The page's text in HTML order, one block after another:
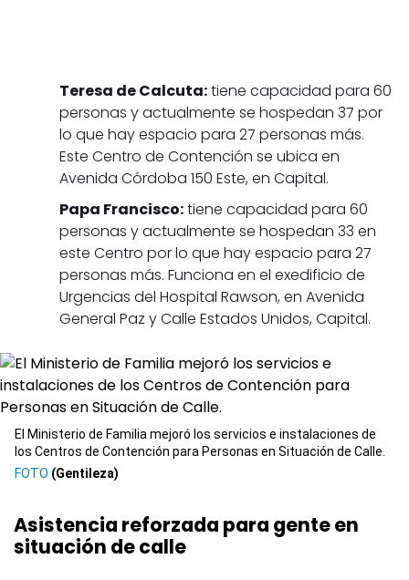
Teresa de Calcuta:tiene capacidad para 60
personas y actualmente se hospedan 37 por
lo que hay espacio para 27 personas más.
Este Centro de Contención se ubica en
Avenida Córdoba 150 Este, en Capital.
Papa Francisco:tiene capacidad para 60
personas y actualmente se hospedan 33 en
este Centro por lo que hay espacio para 27
personas más. Funciona en el exedificio de
Urgencias del Hospital Rawson, en Avenida
General Paz y Calle Estados Unidos, Capital.
El Ministerio de Familia mejoró los servicios e instalaciones de
los Centros de Contención para Personas en Situación de Calle.
(Gentileza)
Asistencia reforzada para gente en
situación de calle